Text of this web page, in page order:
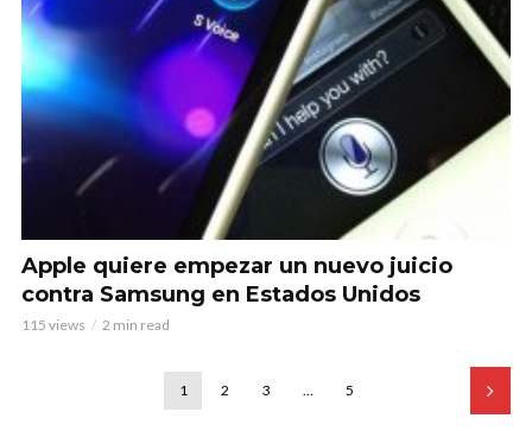
Apple quiere empezar un nuevo juicio
contra Samsung en Estados Unidos
115 views 2 min read
1 2 3 … 5